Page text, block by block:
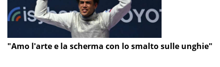
"Amo l'arte e la scherma con lo smalto sulle unghie"